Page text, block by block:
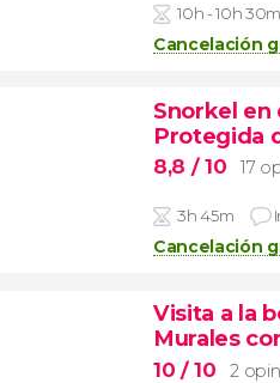
10h - 10h 30m
Cancelación
Snorkel en
Protegida
8,8 / 10 17
3h 45m
Cancelación
Visita a la
Murales
10 / 10 2